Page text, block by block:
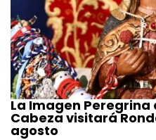
La Imagen Peregrina
Cabeza visitará
agosto